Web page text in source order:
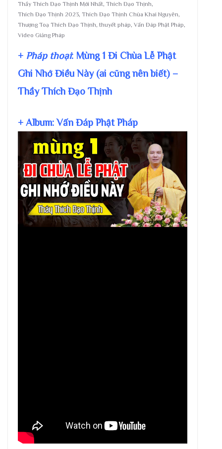
Thầy Thích Đạo Thịnh Mới Nhất, Thích Đạo Thịnh,
Thích Đạo Thịnh 2023, Thích Đạo Thịnh Chùa Khai Nguyên,
Thượng Toạ Thích Đạo Thịnh, thuyết pháp, Vấn Đáp Phật Pháp,
Video Giảng Pháp
+ Pháp thoại: Mùng 1 Đi Chùa Lễ Phật
Ghi Nhớ Điều Này (ai cũng nên biết) –
Thầy Thích Đạo Thịnh
+ Album: Vấn Đáp Phật Pháp